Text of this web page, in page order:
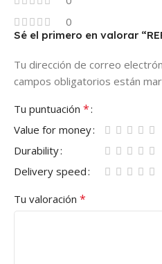
0
Sé el primero en valorar
Tu dirección de correo
campos obligatorios están
Tu puntuación *
Value for money
Durability
Delivery speed
Tu valoración *